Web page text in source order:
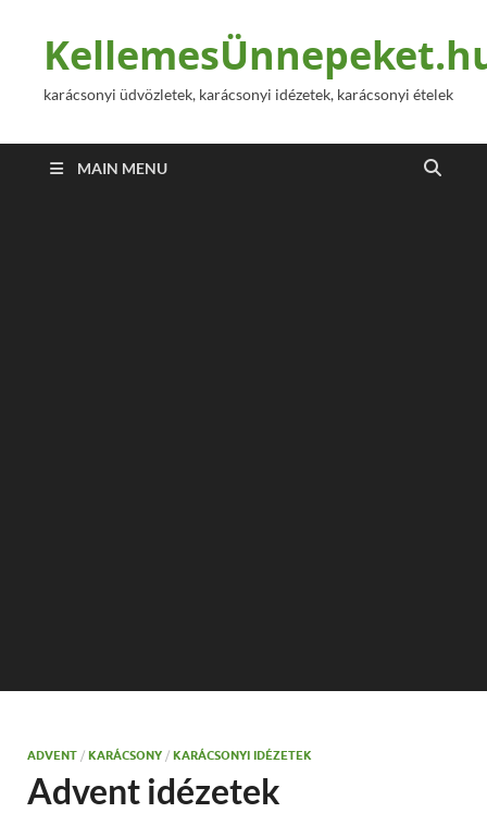
karácsonyi üdvözletek, karácsonyi idézetek, karácsonyi ételek
MAIN MENU
ADVENT / KARÁCSONY / KARÁCSONYI IDÉZETEK
Advent idézetek